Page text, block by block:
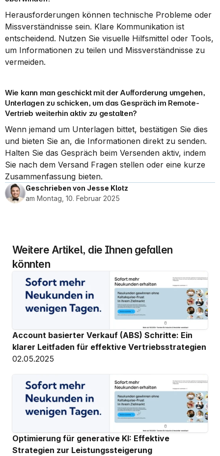
Herausforderungen können technische Probleme oder
Missverständnisse sein. Klare Kommunikation ist
entscheidend. Nutzen Sie visuelle Hilfsmittel oder Tools,
um Informationen zu teilen und Missverständnisse zu
vermeiden.
Wie kann man geschickt mit der Aufforderung umgehen,
Unterlagen zu schicken, um das Gespräch im Remote-
Vertrieb weiterhin aktiv zu gestalten?
Wenn jemand um Unterlagen bittet, bestätigen Sie dies
und bieten Sie an, die Informationen direkt zu senden.
Halten Sie das Gespräch beim Versenden aktiv, indem
Sie nach dem Versand Fragen stellen oder eine kurze
Zusammenfassung bieten.
Geschrieben von Jesse Klotz
am Montag, 10. Februar 2025
Weitere Artikel, die Ihnen gefallen
könnten
Account basierter Verkauf (ABS) Schritte: Ein
klarer Leitfaden für effektive Vertriebsstrategien
02.05.2025
Optimierung für generative KI: Effektive
Strategien zur Leistungssteigerung